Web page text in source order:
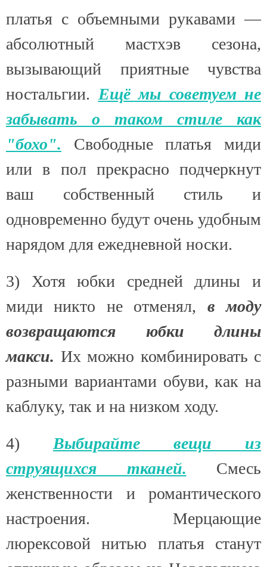
платья с объемными рукавами —
абсолютный мастхэв сезона,
вызывающий приятные чувства
ностальгии. Ещё мы советуем не
забывать о таком стиле как
"бохо". Свободные платья миди
или в пол прекрасно подчеркнут
ваш собственный стиль и
одновременно будут очень удобным
нарядом для ежедневной носки.
3) Хотя юбки средней длины и
миди никто не отменял, в моду
возвращаются юбки длины
макси. Их можно комбинировать с
разными вариантами обуви, как на
каблуку, так и на низком ходу.
4) Выбирайте вещи из
струящихся тканей.
Смесь
женственности и романтического
настроения. Мерцающие
люрексовой нитью платья станут